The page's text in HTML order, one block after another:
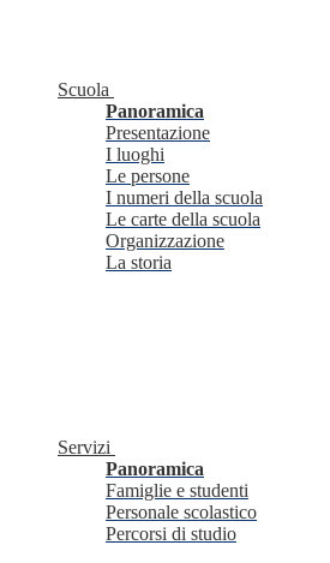
Scuola
Panoramica
Presentazione
I luoghi
Le persone
I numeri della scuola
Le carte della scuola
Organizzazione
La storia
Servizi
Panoramica
Famiglie e studenti
Personale scolastico
Percorsi di studio